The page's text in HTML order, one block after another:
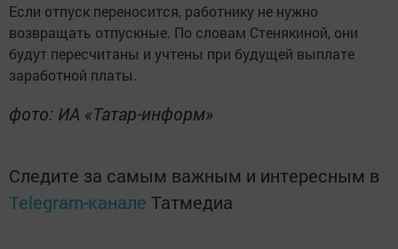
Если отпуск переносится, работнику не нужно
возвращать отпускные. По словам Стенякиной, они
будут пересчитаны и учтены при будущей выплате
заработной платы.
фото: ИА «Татар-информ»
Следите за самым важным и интересным в
Telegram-канале Татмедиа